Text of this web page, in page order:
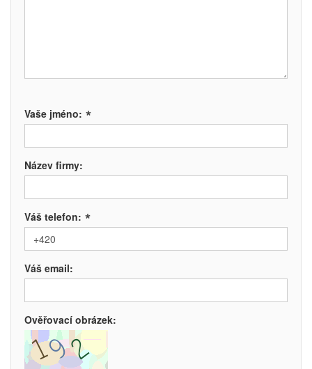
Vaše jméno: *
Název firmy:
Váš telefon: *
Váš email:
Ověřovací obrázek: